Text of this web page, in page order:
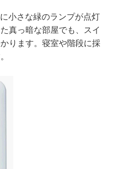
小さな緑のランプが点灯
真っ暗な部屋でも、スイ
ります。寝室や階段に採